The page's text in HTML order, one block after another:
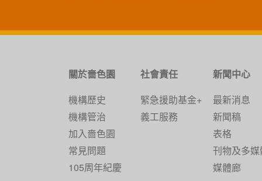
關於嗇色園
機構歷史
機構管治
加入嗇色園
常見問題
105周年紀慶
社會責任
緊急援助基金+
義工服務
新聞中心
最新消息
新聞稿
表格
刊物及多媒
媒體廊